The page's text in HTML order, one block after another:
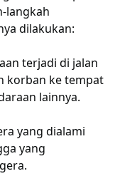
langkah
dilakukan:
terjadi di jalan
korban ke tempat
lainnya.
yang dialami
yang